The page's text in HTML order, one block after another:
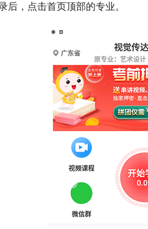
后，点击首页顶部的专业。